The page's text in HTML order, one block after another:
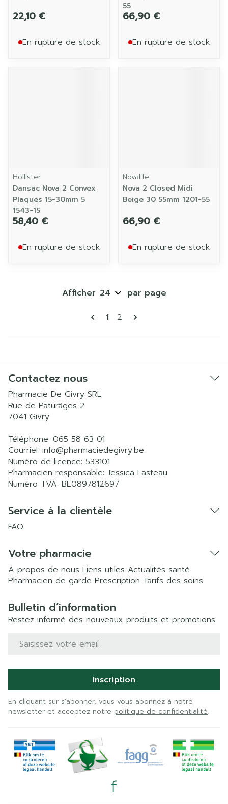
22,10 €
En rupture de stock
55
66,90 €
En rupture de stock
Hollister
Dansac Nova 2 Convex
Plaques 15-30mm 5
1543-15
58,40 €
En rupture de stock
Novalife
Nova 2 Closed Midi
Beige 30 55mm 1201-55
66,90 €
En rupture de stock
Pages
Vous lisez actuellement la
1 Page
2
Afficher par page
Contactez nous
Pharmacie De Givry SRL
Rue de Paturâges 2
7041 Givry
Téléphone: 065 58 63 01
Courriel: info@pharmaciedegivry.be
Numéro de licence: 533101
Pharmacien responsable: Jessica Lasteau
Numéro TVA: BE0897812697
Service à la clientèle
FAQ
Votre pharmacie
A propos de nous Liens utiles Actualités santé
Pharmacien de garde Prescription Tarifs des soins
Bulletin d’information
Restez informé des nouveaux produits et promotions
Adresse mail
Inscription
En cliquant sur s'abonner, vous vous abonnez à notre
newsletter et acceptez notre politique de confidentialité.